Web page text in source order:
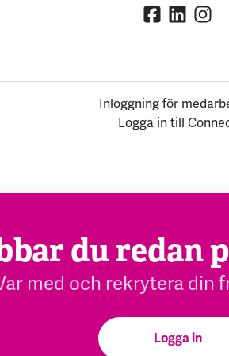
Inloggning för
Logga in till
du redan
med och rekrytera din
Logga in